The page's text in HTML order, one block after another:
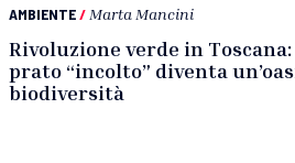
AMBIENTE/ Marta Mancini
Rivoluzione verde in
prato “incolto” diventa
biodiversità